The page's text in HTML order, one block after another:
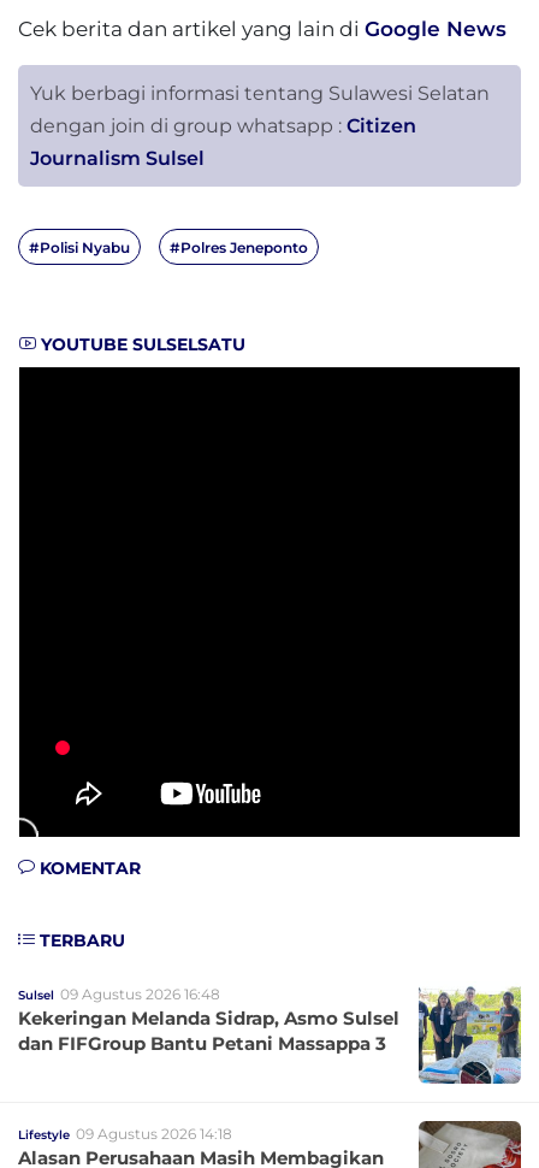
Cek berita dan artikel yang lain di Google News
Yuk berbagi informasi tentang Sulawesi Selatan
dengan join di group whatsapp : Citizen
Journalism Sulsel
#Polisi Nyabu #Polres Jeneponto
YOUTUBE SULSELSATU
KOMENTAR
TERBARU
Sulsel 09 Agustus 2026 16:48
Kekeringan Melanda Sidrap, Asmo Sulsel
dan FIFGroup Bantu Petani Massappa 3
Lifestyle 09 Agustus 2026 14:18
Alasan Perusahaan Masih Membagikan